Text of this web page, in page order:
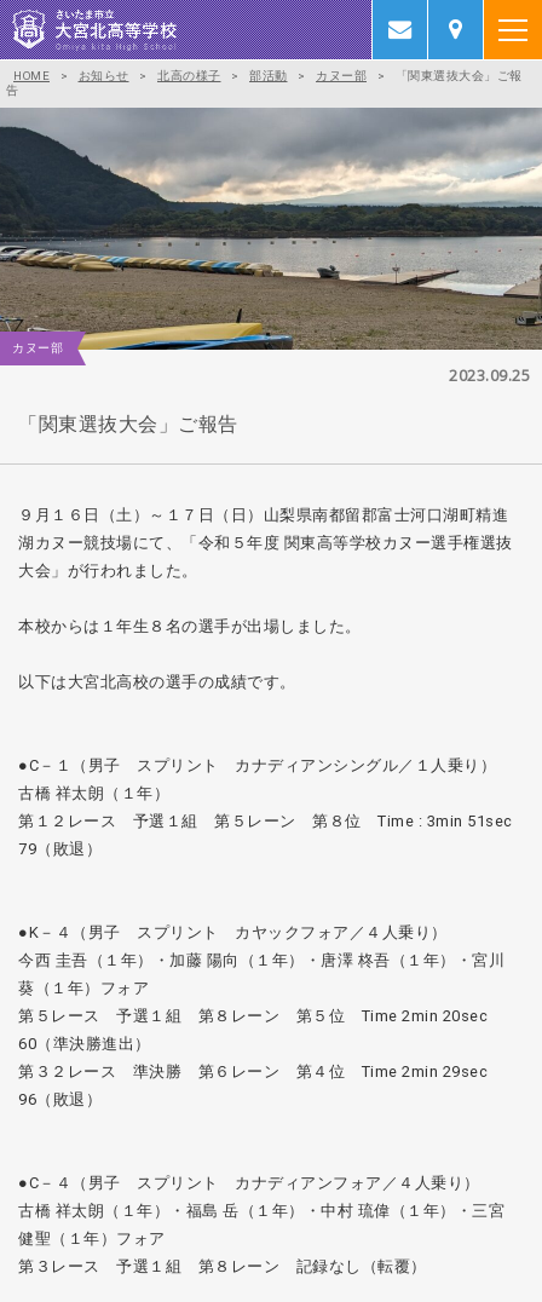
HOME > お知らせ > 北高の様子 > 部活動 > カヌー部 >
「関東選抜大会」ご報
告
カヌー部
2023.09.25
「関東選抜大会」ご報告
９月１６日（土）～１７日（日）山梨県南都留郡富士河口湖町精進
湖カヌー競技場にて、「令和５年度 関東高等学校カヌー選手権選抜
大会」が行われました。
本校からは１年生８名の選手が出場しました。
以下は大宮北高校の選手の成績です。
●C－１（男子 スプリント カナディアンシングル／１人乗り）
古橋 祥太朗（１年）
第１２レース 予選１組 第５レーン 第８位 Time : 3min 51sec
79（敗退）
●K－４（男子 スプリント カヤックフォア／４人乗り）
今西 圭吾（１年）・加藤 陽向（１年）・唐澤 柊吾（１年）・宮川
葵（１年）フォア
第５レース 予選１組 第８レーン 第５位 Time 2min 20sec
60（準決勝進出）
第３２レース 準決勝 第６レーン 第４位 Time 2min 29sec
96（敗退）
●C－４（男子 スプリント カナディアンフォア／４人乗り）
古橋 祥太朗（１年）・福島 岳（１年）・中村 琉偉（１年）・三宮
健聖（１年）フォア
第３レース 予選１組 第８レーン 記録なし（転覆）